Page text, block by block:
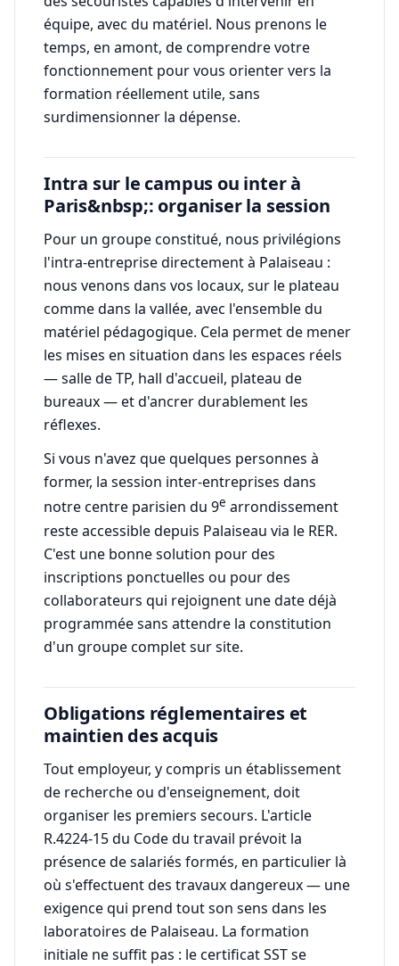
équipe, avec du matériel. Nous prenons le
temps, en amont, de comprendre votre
fonctionnement pour vous orienter vers la
formation réellement utile, sans
surdimensionner la dépense.
Intra sur le campus ou inter à
Paris&nbsp;: organiser la session
Pour un groupe constitué, nous privilégions
l'intra-entreprise directement à Palaiseau :
nous venons dans vos locaux, sur le plateau
comme dans la vallée, avec l'ensemble du
matériel pédagogique. Cela permet de mener
les mises en situation dans les espaces réels
— salle de TP, hall d'accueil, plateau de
bureaux — et d'ancrer durablement les
réflexes.
Si vous n'avez que quelques personnes à
former, la session inter-entreprises dans
notre centre parisien du 9e arrondissement
reste accessible depuis Palaiseau via le RER.
C'est une bonne solution pour des
inscriptions ponctuelles ou pour des
collaborateurs qui rejoignent une date déjà
programmée sans attendre la constitution
d'un groupe complet sur site.
Obligations réglementaires et
maintien des acquis
Tout employeur, y compris un établissement
de recherche ou d'enseignement, doit
organiser les premiers secours. L'article
R.4224-15 du Code du travail prévoit la
présence de salariés formés, en particulier là
où s'effectuent des travaux dangereux — une
exigence qui prend tout son sens dans les
laboratoires de Palaiseau. La formation
initiale ne suffit pas : le certificat SST se